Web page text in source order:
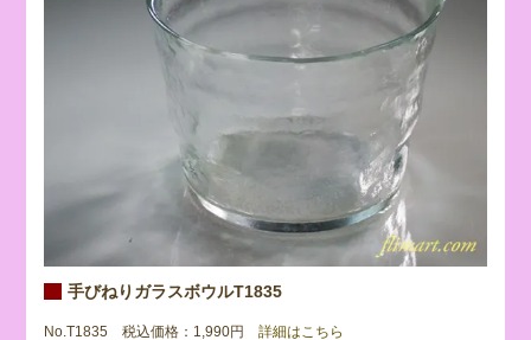
手びねりガラスボウルT1835
No.T1835 税込価格：1,990円 詳細はこちら